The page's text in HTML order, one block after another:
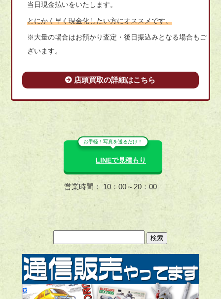
当日現金払いをいたします。
とにかく早く現金化したい方にオススメです。
※大量の場合はお預かり査定・後日振込みとなる場合もご
ざいます。
店頭買取の詳細はこちら
お手軽！写真を送るだけ！
LINEで見積もり
営業時間： 10：00～20：00